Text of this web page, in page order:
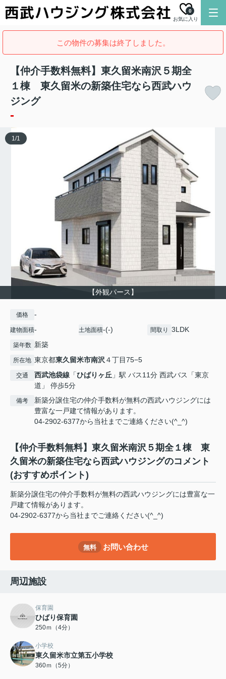
お気に入り
0
この物件の募集は終了しました。
【仲介手数料無料】東久留米南沢５期全
１棟 東久留米の新築住宅なら西武ハウ
ジング
-
【外観パース】
1/1
価格 -
建物面積- 土地面積-(-) 間取り 3LDK
築年数 新築
所在地 東京都東久留米市南沢４丁目75−5
交通 西武池袋線 「ひばりヶ丘 」駅 バス11分 西武バス「東京
道」 停歩5分
備考
新築分譲住宅の仲介手数料が無料の西武ハウジングには
豊富な一戸建て情報があります。
04-2902-6377から当社までご連絡ください(^_^)
【仲介手数料無料】東久留米南沢５期全１棟 東
久留米の新築住宅なら西武ハウジングのコメント
(おすすめポイント)
新築分譲住宅の仲介手数料が無料の西武ハウジングには豊富な一
戸建て情報があります。
04-2902-6377から当社までご連絡ください(^_^)
無料 お問い合わせ
周辺施設
保育園
ひばり保育園
250ｍ（4分）
小学校
東久留米市立第五小学校
360ｍ（5分）